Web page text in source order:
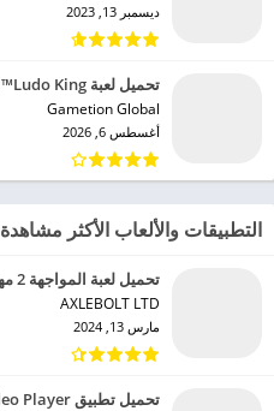
ديسمبر 13, 2023
تحميل لعبة Ludo King™ مهكرة للاندرويد 2024
Gametion Global‏
أغسطس 6, 2026
التطبيقات والألعاب الأكثر مشاهدة
تحميل لعبة المواجهة 2 مهكرة للاندرويد 2024
AXLEBOLT LTD‏
مارس 13, 2024
تحميل تطبيق Provid Video Player مهكر للاندرويد 2024